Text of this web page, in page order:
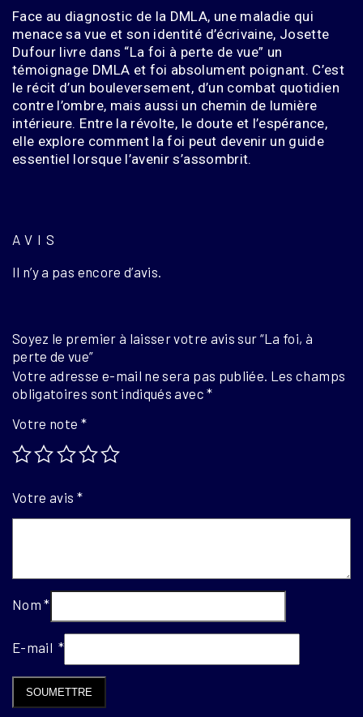
Face au diagnostic de la DMLA, une maladie qui
menace sa vue et son identité d’écrivaine, Josette
Dufour livre dans “La foi à perte de vue” un
témoignage DMLA et foi absolument poignant. C’est
le récit d’un bouleversement, d’un combat quotidien
contre l’ombre, mais aussi un chemin de lumière
intérieure. Entre la révolte, le doute et l’espérance,
elle explore comment la foi peut devenir un guide
essentiel lorsque l’avenir s’assombrit.
AVIS
Il n’y a pas encore d’avis.
Soyez le premier à laisser votre avis sur “La foi, à
perte de vue”
Votre adresse e-mail ne sera pas publiée. Les champs
obligatoires sont indiqués avec*
Votre note *
Votre avis *
Nom*
E-mail *